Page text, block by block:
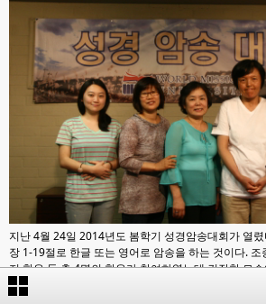
지난4월 24일 2014년도 봄학기 성경암송대회가 열
장 1-19절로 한글 또는 영어로 암송을 하는 것이다. 조
지 학우 등 총4명의 학우가 참여하였는데 긴장한 모
비한 성경 말씀을 잘 암송하였다
참가한 학우들은